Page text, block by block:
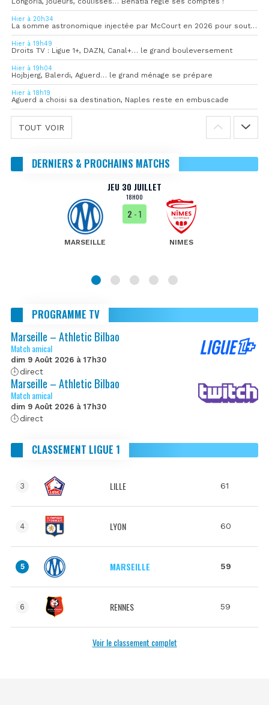
Hier à 20h34
La somme astronomique injectée par McCourt en 2026 pour soutenir l’OM
Hier à 19h49
Droits TV : Ligue 1+, DAZN, Canal+… le grand bouleversement
Hier à 19h04
Hojbjerg, Balerdi, Aguerd… le grand ménage se prépare
Hier à 18h19
Aguerd a choisi sa destination, Naples reste en embuscade
TOUT VOIR
DERNIERS & PROCHAINS MATCHS
JEU 30 JUILLET
18H00
MARSEILLE
2 - 1
NIMES
PROGRAMME TV
Marseille – Athletic Bilbao
Match amical
dim 9 Août 2026 à 17h30
direct
Marseille – Athletic Bilbao
Match amical
dim 9 Août 2026 à 17h30
direct
CLASSEMENT LIGUE 1
3 LILLE 61
4 LYON 60
5 MARSEILLE 59
6 RENNES 59
Voir le classement complet